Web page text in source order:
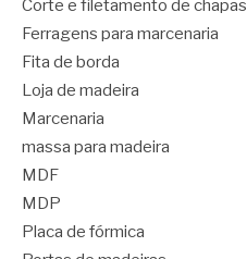
Corte e filetamento de chapas
Ferragens para marcenaria
Fita de borda
Loja de madeira
Marcenaria
massa para madeira
MDF
MDP
Placa de fórmica